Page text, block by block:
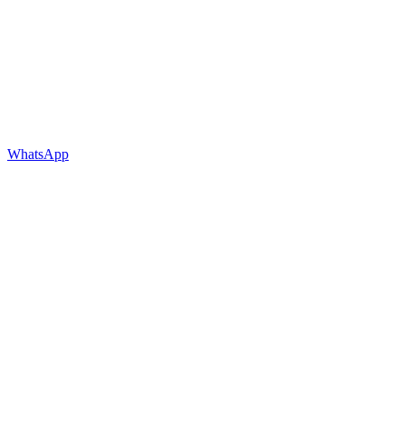
WhatsApp